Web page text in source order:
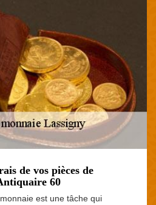
de vos pièces de
60
est une tâche qui